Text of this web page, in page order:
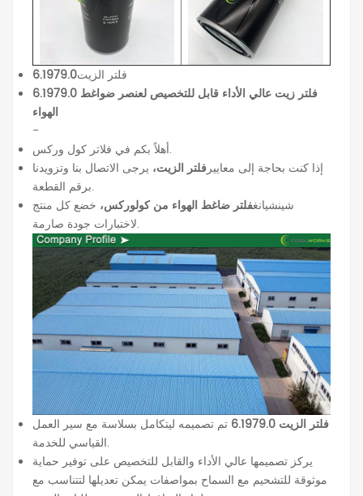
6.1979.0فلتر الزيت
6.1979.0 فلتر زيت عالي الأداء قابل للتخصيص لعنصر ضواغط
الهواء
-
أهلاً بكم في فلاتر كول وركس.
إذا كنت بحاجة إلى معاييرفلتر الزيت، يرجى الاتصال بنا وتزويدنا
برقم القطعة.
شينشيانغفلتر ضاغط الهواء من كولوركس، خضع كل منتج
لاختبارات جودة صارمة.
فلتر الزيت 6.1979.0
تم تصميمه ليتكامل بسلاسة مع سير العمل
القياسي للخدمة.
يركز تصميمها عالي الأداء والقابل للتخصيص على توفير حماية
موثوقة للتشحيم مع السماح بمواصفات يمكن تعديلها لتتناسب مع